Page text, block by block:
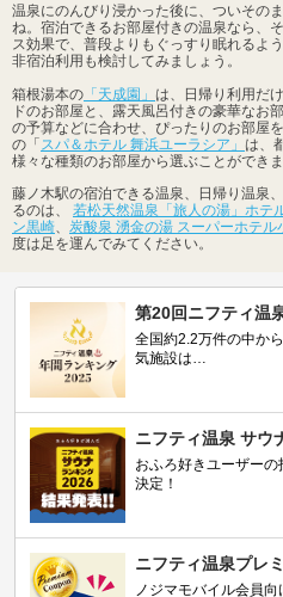
温泉にのんびり浸かった後に、ついその
ね。宿泊できるお部屋付きの温泉なら、
ス効果で、普段よりもぐっすり眠れるよ
非宿泊利用も検討してみましょう。
箱根湯本の 「天成園」 は、日帰り利用だ
ドのお部屋と、露天風呂付きの豪華なお
の予算などに合わせ、ぴったりのお部屋
の「スパ＆ホテル 舞浜ユーラシア」 は、
様々な種類のお部屋から選ぶことができま
藤ノ木駅の宿泊できる温泉、日帰り温泉
るのは、 若松天然温泉「旅人の湯」ホテ
ン黒崎、 炭酸泉 湧金の湯 スーパーホテル
度は足を運んでみてください。
第20回ニフティ温
全国約2.2万件の中か
気施設は…
ニフティ温泉 サウ
おふろ好きユーザー
決定！
ニフティ温泉プレ
ノジマモバイル会員